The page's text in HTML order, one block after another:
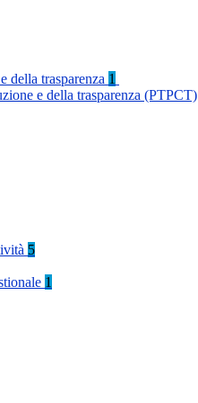
della trasparenza 1
e della trasparenza (PTPCT)
5
1